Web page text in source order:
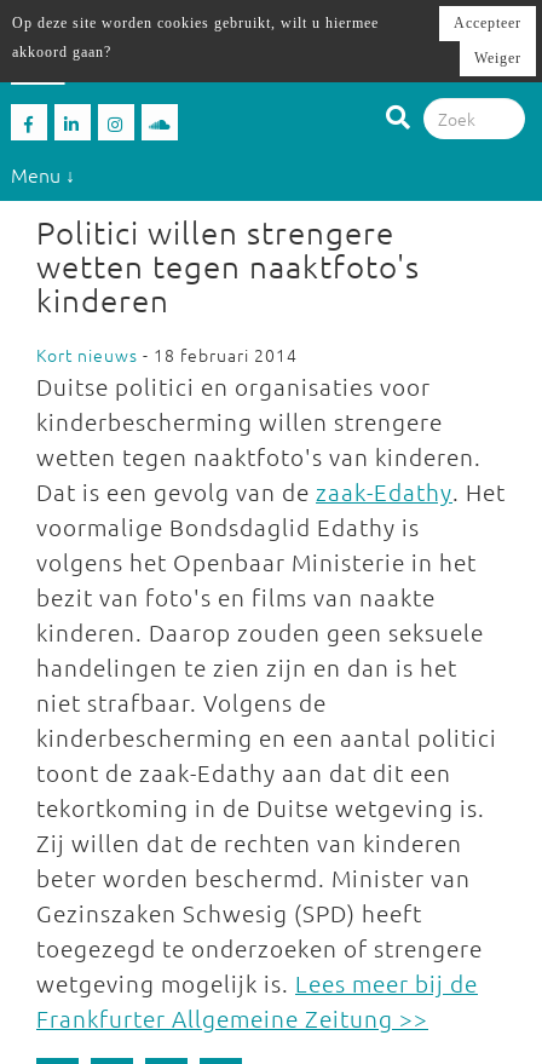
Menu ↓
Politici willen strengere
wetten tegen naaktfoto's
kinderen
Kort nieuws - 18 februari 2014
Duitse politici en organisaties voor
kinderbescherming willen strengere
wetten tegen naaktfoto's van kinderen.
Dat is een gevolg van de zaak-Edathy. Het
voormalige Bondsdaglid Edathy is
volgens het Openbaar Ministerie in het
bezit van foto's en films van naakte
kinderen. Daarop zouden geen seksuele
handelingen te zien zijn en dan is het
niet strafbaar. Volgens de
kinderbescherming en een aantal politici
toont de zaak-Edathy aan dat dit een
tekortkoming in de Duitse wetgeving is.
Zij willen dat de rechten van kinderen
beter worden beschermd. Minister van
Gezinszaken Schwesig (SPD) heeft
toegezegd te onderzoeken of strengere
wetgeving mogelijk is. Lees meer bij de
Frankfurter Allgemeine Zeitung >>
Op deze site worden cookies gebruikt, wilt u hiermee
akkoord gaan?
Accepteer
Weiger